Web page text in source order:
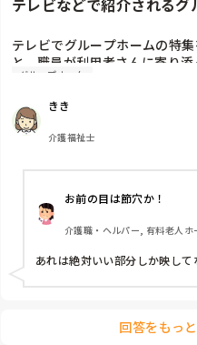
テレビでグループホームの特
と、職員が利用者さんに寄り
由にいろんなことやってもら
2〜3人で、全介助の方もおら
濯物たたんだり調理もできない
ほぼ全て職員がやっていて職
くらい雑務に追われて、利用
テレビで紹介されているグル
配置と介護度だと思うのです
グループホーム
きき
介護福祉士
お前の目は節穴か！
介護職・ヘルパー, 有料老人ホ
回答をもっ